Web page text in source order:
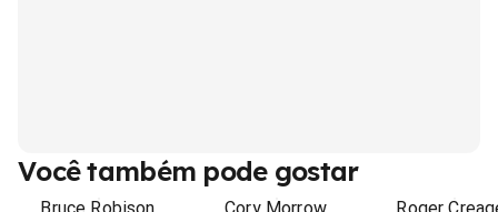
Você também pode gostar